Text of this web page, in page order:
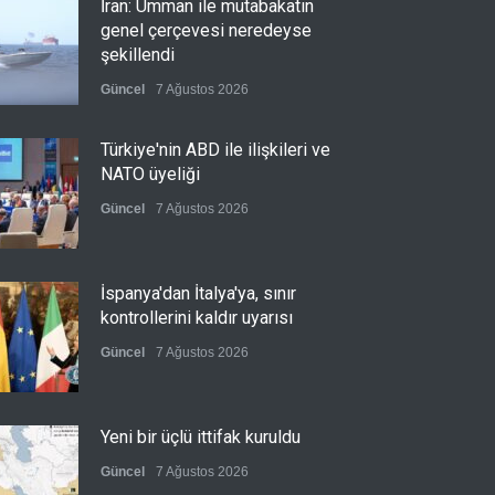
İran: Umman ile mutabakatın
genel çerçevesi neredeyse
şekillendi
Güncel 7 Ağustos 2026
Türkiye'nin ABD ile ilişkileri ve
NATO üyeliği
Güncel 7 Ağustos 2026
İspanya'dan İtalya'ya, sınır
kontrollerini kaldır uyarısı
Güncel 7 Ağustos 2026
Yeni bir üçlü ittifak kuruldu
Güncel 7 Ağustos 2026